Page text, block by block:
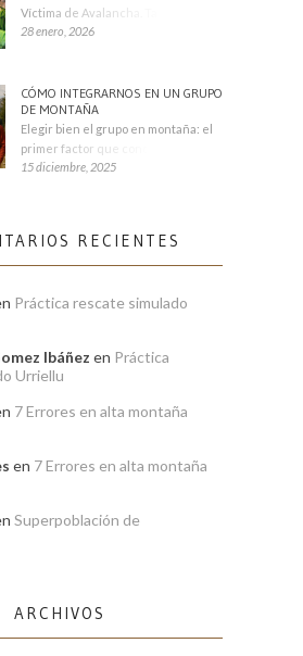
Víctima de Avalancha. También se
28 enero, 2026
CÓMO INTEGRARNOS EN UN GRUPO
DE MONTAÑA
Elegir bien el grupo en montaña: el
primer factor que condiciona tu
15 diciembre, 2025
RECIENTES
Práctica rescate simulado
Ibáñez en Práctica
Urriellu
7 Errores en alta montaña
en 7 Errores en alta montaña
Superpoblación de
ARCHIVOS